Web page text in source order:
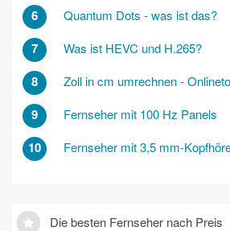
6 Quantum Dots - was ist das?
7 Was ist HEVC und H.265?
8 Zoll in cm umrechnen -
9 Fernseher mit 100 Hz Panels
10 Fernseher mit 3,5 mm-
Die besten Fernseher nach Preis